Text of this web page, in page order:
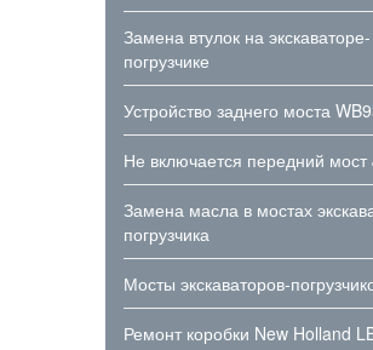
Замена втулок на экскаваторе-
погрузчике
Устройство заднего моста
Не включается передний мост
Замена масла в мостах
погрузчика
Мосты экскаваторов-
Ремонт коробки New Holland